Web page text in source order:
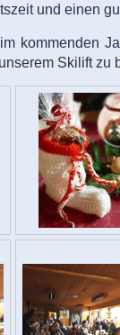
und einen
kommenden
Skilift zu